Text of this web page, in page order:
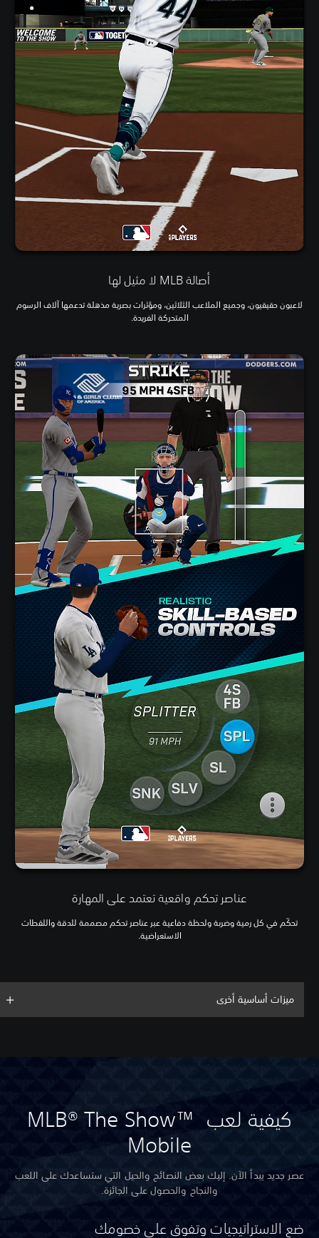
أصالة MLB لا مثيل لها
لاعبون حقيقيون، وجميع الملاعب الثلاثين، ومؤثرات بصرية مذهلة تدعمها آلاف الرسوم
المتحركة الفريدة.
عناصر تحكم واقعية تعتمد على المهارة
تحكّم في كل رمية وضربة ولحظة دفاعية عبر عناصر تحكم مصممة للدقة واللقطات
الاستعراضية.
ميزات أساسية أخرى
كيفية لعب MLB® The Show™
Mobile
عصر جديد يبدأ الآن. إليك بعض النصائح والحيل التي ستساعدك على اللعب
والنجاح والحصول على الجائزة.
ضع الاستراتيجيات وتفوق على خصومك